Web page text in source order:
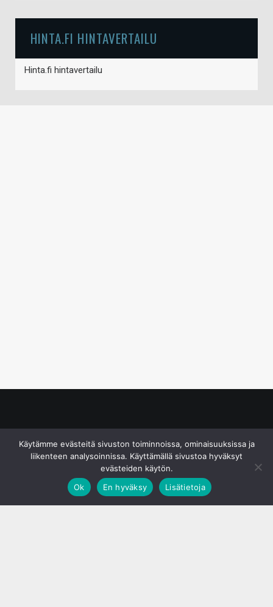
HINTA.FI HINTAVERTAILU
Hinta.fi hintavertailu
Käytämme evästeitä sivuston toiminnoissa, ominaisuuksissa ja
liikenteen analysoinnissa. Käyttämällä sivustoa hyväksyt
evästeiden käytön.
Ok
En hyväksy Lisätietoja